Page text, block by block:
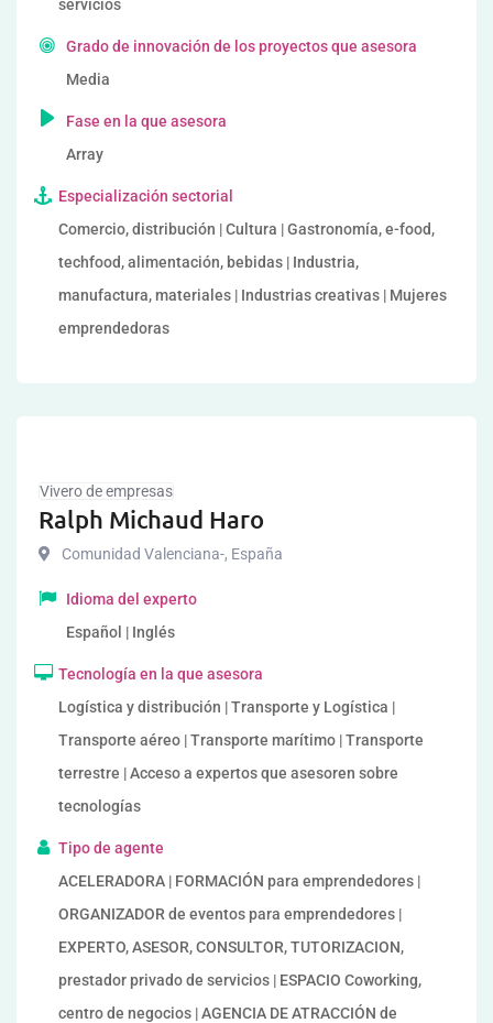
servicios
Grado de innovación de los proyectos que asesora
Media
Fase en la que asesora
Array
Especialización sectorial
Comercio, distribución | Cultura | Gastronomía, e-food,
techfood, alimentación, bebidas | Industria,
manufactura, materiales | Industrias creativas | Mujeres
emprendedoras
Vivero de empresas
Ralph Michaud Haro
Comunidad Valenciana-, España
Idioma del experto
Español | Inglés
Tecnología en la que asesora
Logística y distribución | Transporte y Logística |
Transporte aéreo | Transporte marítimo | Transporte
terrestre | Acceso a expertos que asesoren sobre
tecnologías
Tipo de agente
ACELERADORA | FORMACIÓN para emprendedores |
ORGANIZADOR de eventos para emprendedores |
EXPERTO, ASESOR, CONSULTOR, TUTORIZACION,
prestador privado de servicios | ESPACIO Coworking,
centro de negocios | AGENCIA DE ATRACCIÓN de